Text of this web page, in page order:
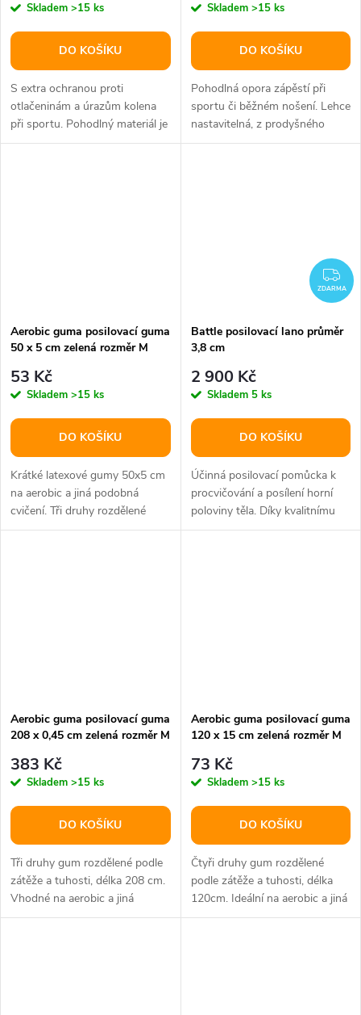
Skladem >15 ks
DO KOŠÍKU
S extra ochranou proti
otlačeninám a úrazům kolena
při sportu. Pohodlný materiál je
dostatečně prodyšný a
Skladem >15 ks
DO KOŠÍKU
Pohodlná opora zápěstí při
sportu či běžném nošení. Lehce
nastavitelná, z prodyšného
materiálu.
Aerobic guma posilovací guma
50 x 5 cm zelená rozměr M
53 Kč
Skladem >15 ks
DO KOŠÍKU
Krátké latexové gumy 50x5 cm
na aerobic a jiná podobná
cvičení. Tři druhy rozdělené
podle zátěže a tuhosti.
ZDARMA
Battle posilovací lano průměr
3,8 cm
2 900 Kč
Skladem 5 ks
DO KOŠÍKU
Účinná posilovací pomůcka k
procvičování a posílení horní
poloviny těla. Díky kvalitnímu
materiálu vhodné i na...
Aerobic guma posilovací guma
208 x 0,45 cm zelená rozměr M
383 Kč
Skladem >15 ks
DO KOŠÍKU
Tři druhy gum rozdělené podle
zátěže a tuhosti, délka 208 cm.
Vhodné na aerobic a jiná
pohybová cvičení.
Aerobic guma posilovací guma
120 x 15 cm zelená rozměr M
73 Kč
Skladem >15 ks
DO KOŠÍKU
Čtyři druhy gum rozdělené
podle zátěže a tuhosti, délka
120cm. Ideální na aerobic a jiná
pohybová cvičení.